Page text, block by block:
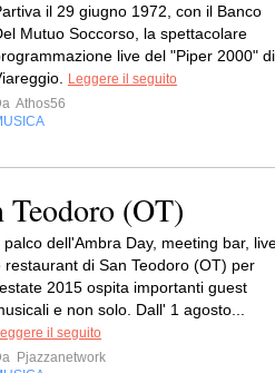
il 29 giugno 1972, con il Banco
Mutuo Soccorso, la spettacolare
live del "Piper 2000" di
Leggere il seguito
Athos56
Teodoro (OT)
palco dell'Ambra Day, meeting bar,
restaurant di San Teodoro (OT) per
2015 ospita importanti guest
e non solo. Dall' 1 agosto...
il seguito
Pjazzanetwork